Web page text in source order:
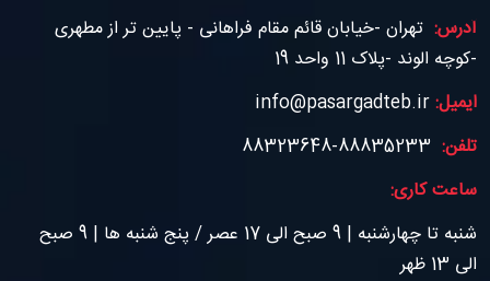
آدرس: تهران -خیابان قائم مقام فراهانی - پایین تر از مطهری
-کوچه الوند -پلاک 11 واحد 19
ایمیل:info@pasargadteb.ir
تلفن:
ساعت کاری:
شنبه تا چهارشنبه | 9 صبح الی 17 عصر / پنج شنبه ها | 9 صبح
الی 13 ظهر